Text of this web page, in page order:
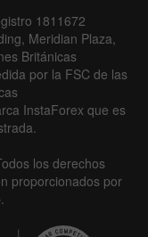
1811672
Meridian Plaza,
Británicas
por la FSC de las
InstaForex que es
los derechos
proporcionados por